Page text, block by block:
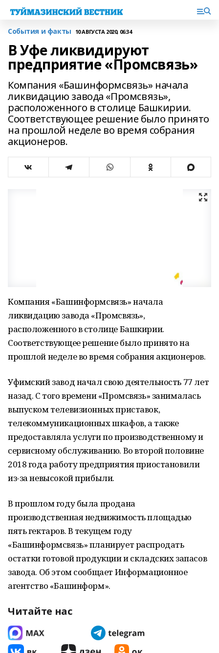
События и факты 10 АВГУСТА 2020, 06:34
В Уфе ликвидируют
предприятие «Промсвязь»
Компания «Башинформсвязь» начала
ликвидацию завода «Промсвязь»,
расположенного в столице Башкирии.
Соответствующее решение было принято
на прошлой неделе во время собрания
акционеров.
Компания «Башинформсвязь» начала
ликвидацию завода «Промсвязь»,
расположенного в столице Башкирии.
Соответствующее решение было принято на
прошлой неделе во время собрания акционеров.
Уфимский завод начал свою деятельность 77 лет
назад. С того времени «Промсвязь» занималась
выпуском телевизионных приставок,
телекоммуникационных шкафов, а также
предоставляла услуги по производственному и
сервисному обслуживанию. Во второй половине
2018 года работу предприятия приостановили
из-за невысокой прибыли.
В прошлом году была продана
производственная недвижимость площадью
пять гектаров. В текущем году
«Башинформсвязь» планирует распродать
остатки готовой продукции и складских запасов
завода. Об этом сообщает Информационное
агентство «Башинформ».
Читайте нас